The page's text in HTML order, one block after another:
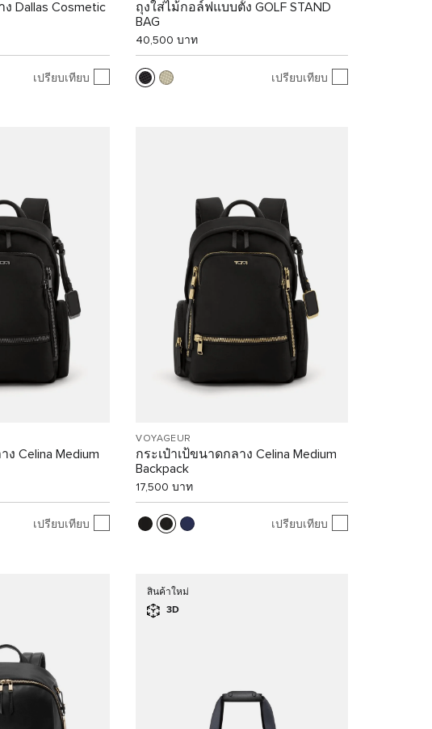
Dallas Cosmetic
เปรียบเทียบ
ถุงใส่ไม้กอล์ฟแบบตั้ง GOLF STAND
BAG
40,500 บาท
เปรียบเทียบ
Celina Medium
เปรียบเทียบ
VOYAGEUR
กระเป๋าเป้ขนาดกลาง Celina Medium
Backpack
17,500 บาท
เปรียบเทียบ
สินค้าใหม่
3D